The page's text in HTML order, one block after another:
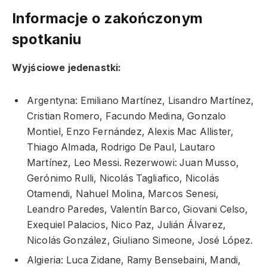
Informacje o zakończonym
spotkaniu
Wyjściowe jedenastki:
Argentyna: Emiliano Martínez, Lisandro Martínez,
Cristian Romero, Facundo Medina, Gonzalo
Montiel, Enzo Fernández, Alexis Mac Allister,
Thiago Almada, Rodrigo De Paul, Lautaro
Martínez, Leo Messi. Rezerwowi: Juan Musso,
Gerónimo Rulli, Nicolás Tagliafico, Nicolás
Otamendi, Nahuel Molina, Marcos Senesi,
Leandro Paredes, Valentín Barco, Giovani Celso,
Exequiel Palacios, Nico Paz, Julián Álvarez,
Nicolás González, Giuliano Simeone, José López.
Algieria: Luca Zidane, Ramy Bensebaini, Mandi,